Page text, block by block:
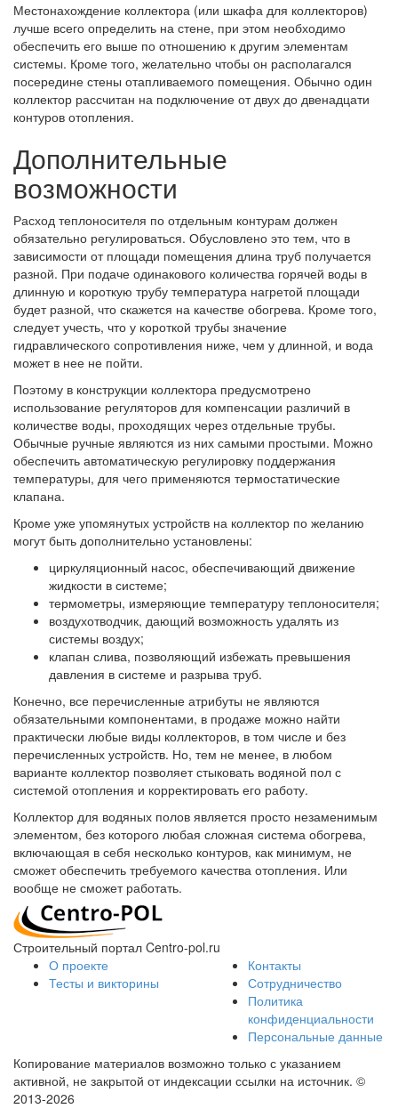
Местонахождение коллектора (или шкафа для коллекторов)
лучше всего определить на стене, при этом необходимо
обеспечить его выше по отношению к другим элементам
системы. Кроме того, желательно чтобы он располагался
посередине стены отапливаемого помещения. Обычно один
коллектор рассчитан на подключение от двух до двенадцати
контуров отопления.
Дополнительные
возможности
Расход теплоносителя по отдельным контурам должен
обязательно регулироваться. Обусловлено это тем, что в
зависимости от площади помещения длина труб получается
разной. При подаче одинакового количества горячей воды в
длинную и короткую трубу температура нагретой площади
будет разной, что скажется на качестве обогрева. Кроме того,
следует учесть, что у короткой трубы значение
гидравлического сопротивления ниже, чем у длинной, и вода
может в нее не пойти.
Поэтому в конструкции коллектора предусмотрено
использование регуляторов для компенсации различий в
количестве воды, проходящих через отдельные трубы.
Обычные ручные являются из них самыми простыми. Можно
обеспечить автоматическую регулировку поддержания
температуры, для чего применяются термостатические
клапана.
Кроме уже упомянутых устройств на коллектор по желанию
могут быть дополнительно установлены:
циркуляционный насос, обеспечивающий движение
жидкости в системе;
термометры, измеряющие температуру теплоносителя;
воздухотводчик, дающий возможность удалять из
системы воздух;
клапан слива, позволяющий избежать превышения
давления в системе и разрыва труб.
Конечно, все перечисленные атрибуты не являются
обязательными компонентами, в продаже можно найти
практически любые виды коллекторов, в том числе и без
перечисленных устройств. Но, тем не менее, в любом
варианте коллектор позволяет стыковать водяной пол с
системой отопления и корректировать его работу.
Коллектор для водяных полов является просто незаменимым
элементом, без которого любая сложная система обогрева,
включающая в себя несколько контуров, как минимум, не
сможет обеспечить требуемого качества отопления. Или
вообще не сможет работать.
Строительный портал Centro-pol.ru
О проекте
Тесты и викторины
Контакты
Сотрудничество
Политика
конфиденциальности
Персональные данные
Копирование материалов возможно только с указанием
активной, не закрытой от индексации ссылки на источник. ©
2013-2026